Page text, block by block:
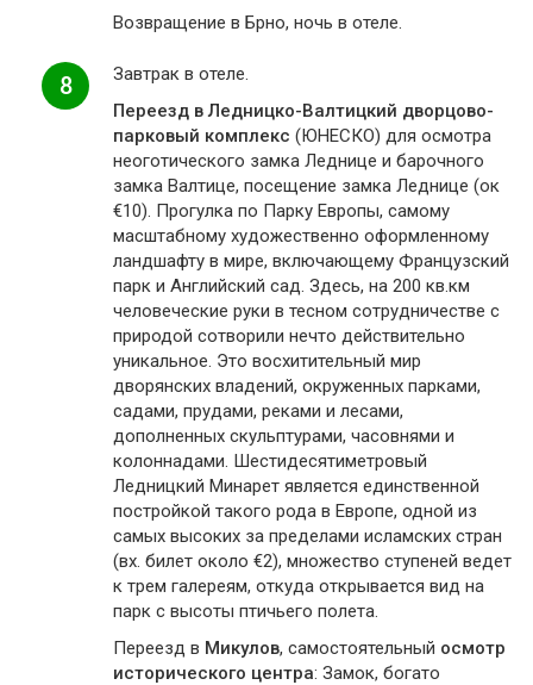
Возвращение в Брно, ночь в отеле.
8
Завтрак в отеле.
Переезд в Ледницко-Валтицкий дворцово-
парковый комплекс (ЮНЕСКО) для осмотра
неоготического замка Леднице и барочного
замка Валтице, посещение замка Леднице (ок
€10). Прогулка по Парку Европы, самому
масштабному художественно оформленному
ландшафту в мире, включающему Французский
парк и Английский сад. Здесь, на 200 кв.км
человеческие руки в тесном сотрудничестве с
природой сотворили нечто действительно
уникальное. Это восхитительный мир
дворянских владений, окруженных парками,
садами, прудами, реками и лесами,
дополненных скульптурами, часовнями и
колоннадами. Шестидесятиметровый
Ледницкий Минарет является единственной
постройкой такого рода в Европе, одной из
самых высоких за пределами исламских стран
(вх. билет около €2), множество ступеней ведет
к трем галереям, откуда открывается вид на
парк с высоты птичьего полета.
Переезд в Микулов, самостоятельный осмотр
исторического центра: Замок, богато